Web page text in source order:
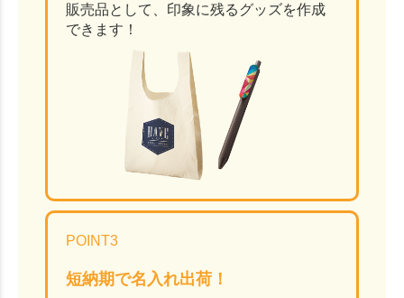
販売品として、印象に残るグッズを作成
できます！
POINT3
短納期で名入れ出荷！